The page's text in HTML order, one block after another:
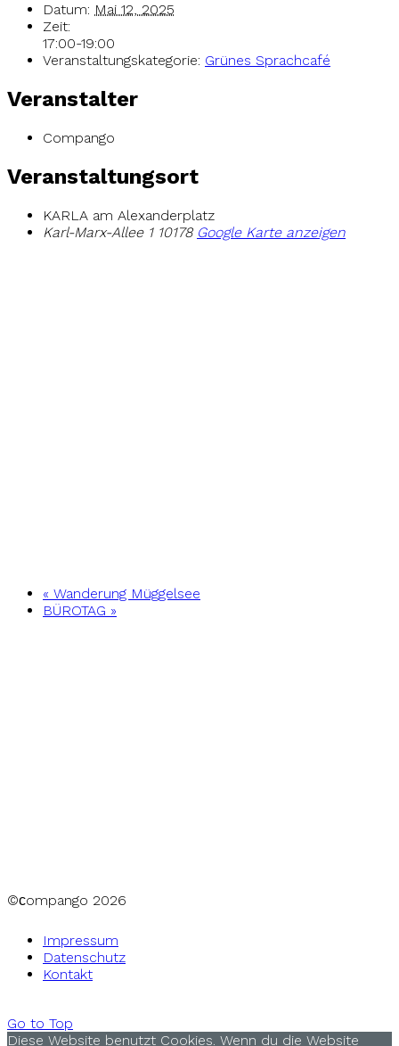
Datum: Mai 12, 2025
Zeit:
17:00-19:00
Veranstaltungskategorie: Grünes Sprachcafé
Veranstalter
Compango
Veranstaltungsort
KARLA am Alexanderplatz
Karl-Marx-Allee 1 10178 Google Karte anzeigen
« Wanderung Müggelsee
BÜROTAG »
©сompango 2026
Impressum
Datenschutz
Kontakt
Go to Top
Diese Website benutzt Cookies. Wenn du die Website